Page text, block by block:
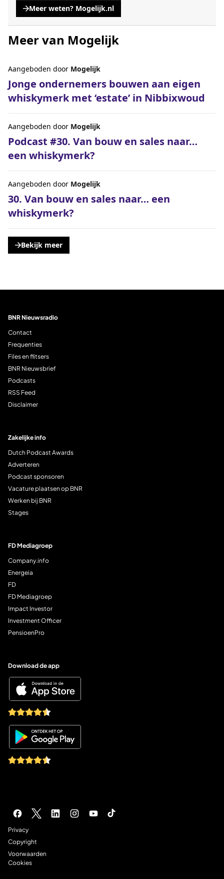
Meer weten? Mogelijk.nl
, opent een nieuwe tabblad
Meer van Mogelijk
Jonge ondernemers bouwen aan eigen
whiskymerk met ‘estate’ in Nibbixwoud
Aangeboden door Mogelijk
Podcast #30. Van bouw en sales naar…
een whiskymerk?
Aangeboden door Mogelijk
30. Van bouw en sales naar… een
whiskymerk?
Aangeboden door Mogelijk
Bekijk meer
, opent een nieuwe tabblad
BNR Nieuwsradio
Contact
Frequenties
Files en flitsers
BNR Nieuwsbrief
Podcasts
RSS Feed
Disclaimer
Zakelijke info
Dutch Podcast Awards
Adverteren
Podcast sponsoren
Vacature plaatsen op BNR
Werken bij BNR
Stages
FD Mediagroep
Company.info
Energeia
FD
FD Mediagroep
Impact Investor
Investment Officer
PensioenPro
Download de app
Socials
Juridische navigatie
Privacy
Copyright
Voorwaarden
Cookies